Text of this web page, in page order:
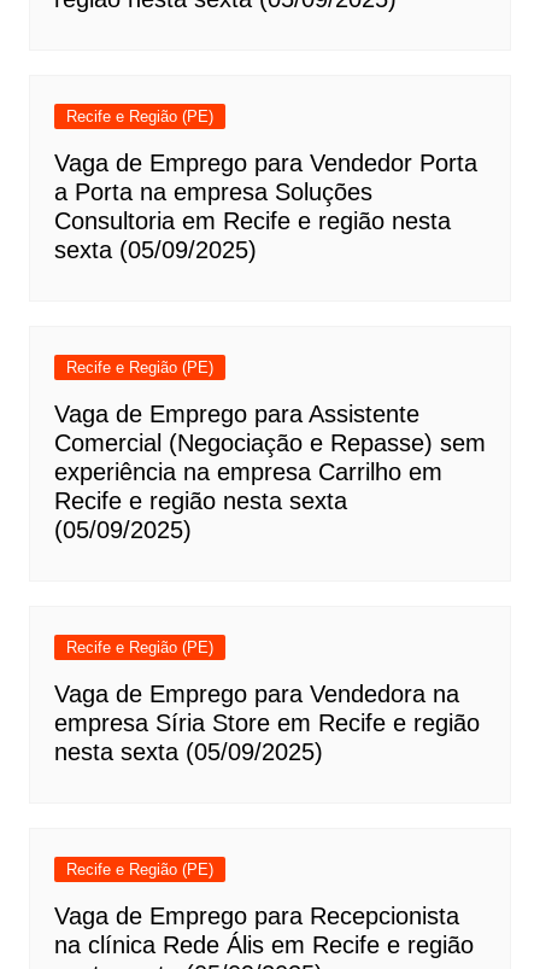
Recife e Região (PE)
Vaga de Emprego para Vendedor Porta
a Porta na empresa Soluções
Consultoria em Recife e região nesta
sexta (05/09/2025)
Recife e Região (PE)
Vaga de Emprego para Assistente
Comercial (Negociação e Repasse) sem
experiência na empresa Carrilho em
Recife e região nesta sexta
(05/09/2025)
Recife e Região (PE)
Vaga de Emprego para Vendedora na
empresa Síria Store em Recife e região
nesta sexta (05/09/2025)
Recife e Região (PE)
Vaga de Emprego para Recepcionista
na clínica Rede Ális em Recife e região